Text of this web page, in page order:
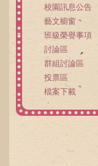
校園訊息公告
藝文櫥窗
班級榮譽事項
討論區
群組討論區
投票區
檔案下載